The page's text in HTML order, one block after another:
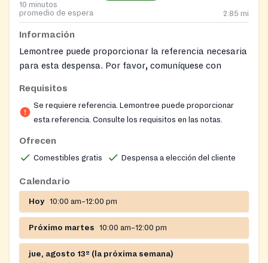
10 minutos
promedio de espera
2.85 mi
Información
Lemontree puede proporcionar la referencia necesaria
para esta despensa. Por favor, comuníquese con
conseguir una referencia para una despensa de
Nourish Up.
alimentos temporales (“pop-up”), donde no se requiere
referencia, identificación ni documentos financieros.
eventos. Siga este enlace para ver las ubicaciones y
registrarse: https://nourishup.org/foodshare/
Sitio web: https://nourishup.org/pantries/
Requisitos: se requiere referencia, se requiere cita
Requisitos
Se requiere referencia. Lemontree puede proporcionar
esta referencia. Consulte los requisitos en las notas.
Ofrecen
Comestibles gratis Despensa a elección del cliente
Calendario
Hoy 10:00 am–12:00 pm
Próximo martes 10:00 am–12:00 pm
jue, agosto 13º (la próxima semana)